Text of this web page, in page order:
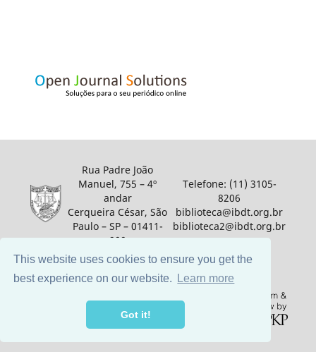
This website uses cookies to ensure you get the
best experience on our website.
Learn more
Got it!
Rua Padre João
Manuel, 755 – 4º
andar
Cerqueira César, São
Paulo – SP – 01411-
900
Telefone: (11) 3105-
8206
biblioteca@ibdt.org.br
biblioteca2@ibdt.org.br